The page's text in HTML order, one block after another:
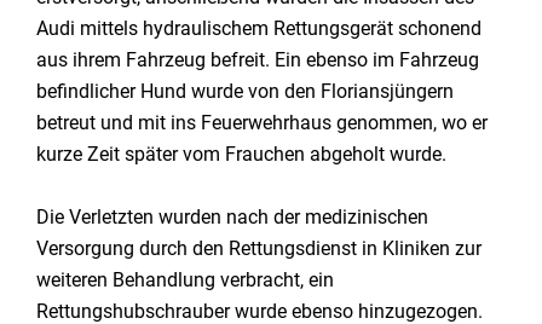
Audi mittels hydraulischem Rettungsgerät schonend
aus ihrem Fahrzeug befreit. Ein ebenso im Fahrzeug
befindlicher Hund wurde von den Floriansjüngern
betreut und mit ins Feuerwehrhaus genommen, wo er
kurze Zeit später vom Frauchen abgeholt wurde.
Die Verletzten wurden nach der medizinischen
Versorgung durch den Rettungsdienst in Kliniken zur
weiteren Behandlung verbracht, ein
Rettungshubschrauber wurde ebenso hinzugezogen.